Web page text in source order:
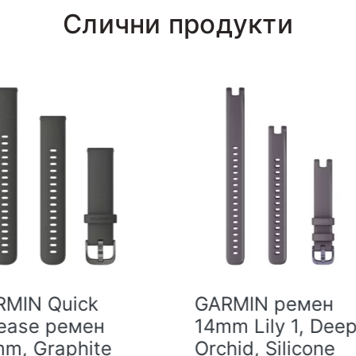
Слични продукти
ремен
Lily 1, Deep
Silicone
GARMIN Quick
Release ремен
18mm, Pink